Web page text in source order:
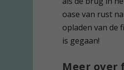
oase van rust
opladen van de
is gegaan!
Meer over